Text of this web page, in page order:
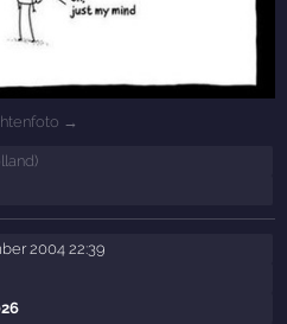
→
)
2004 22:39